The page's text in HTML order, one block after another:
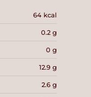
64 kcal
0.2 g
0 g
12.9 g
2.6 g